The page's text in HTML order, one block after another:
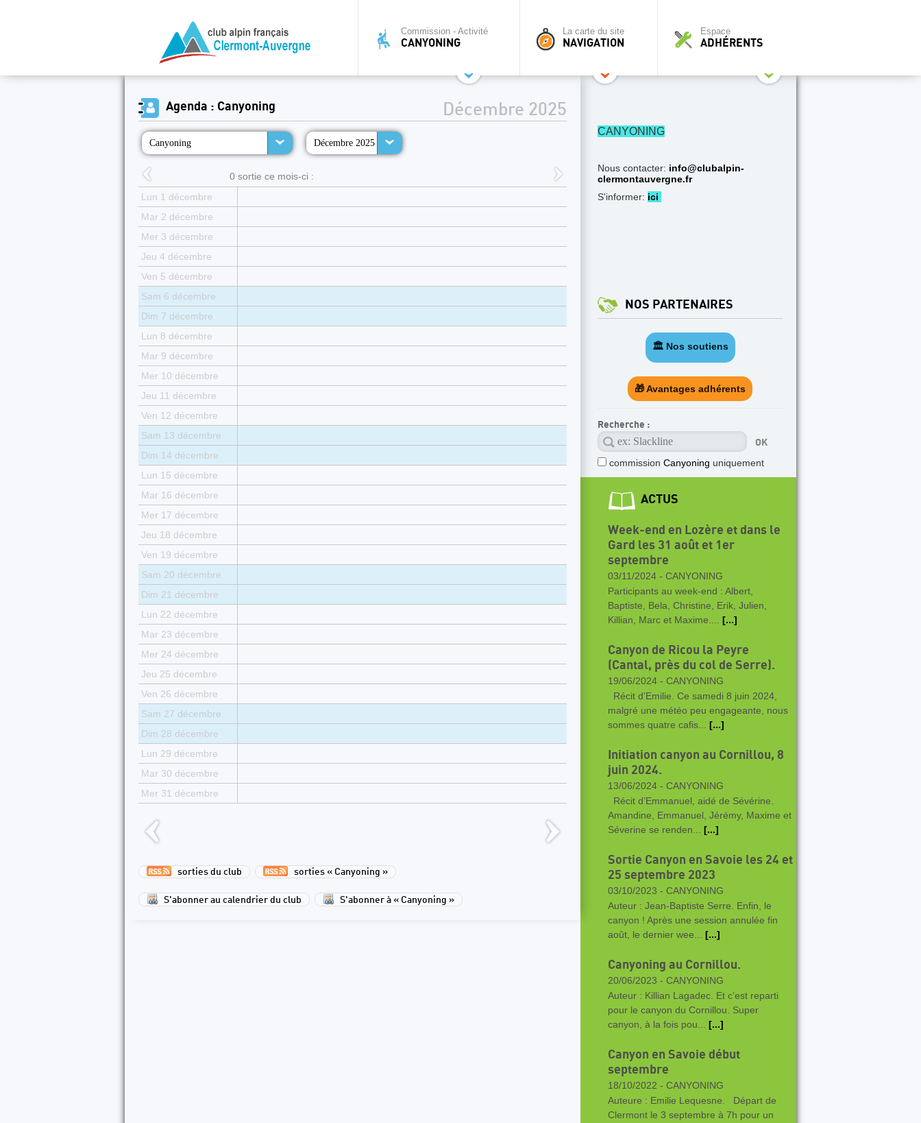
Commission - Activité
CANYONING
La carte du site
NAVIGATION
Espace
ADHÉRENTS
Agenda : Canyoning
Canyoning Décembre 2025
Décembre 2025
0 sortie ce mois-ci :
Lun 1 décembre
Mar 2 décembre
Mer 3 décembre
Jeu 4 décembre
Ven 5 décembre
Sam 6 décembre
Dim 7 décembre
Lun 8 décembre
Mar 9 décembre
Mer 10 décembre
Jeu 11 décembre
Ven 12 décembre
Sam 13 décembre
Dim 14 décembre
Lun 15 décembre
Mar 16 décembre
Mer 17 décembre
Jeu 18 décembre
Ven 19 décembre
Sam 20 décembre
Dim 21 décembre
Lun 22 décembre
Mar 23 décembre
Mer 24 décembre
Jeu 25 décembre
Ven 26 décembre
Sam 27 décembre
Dim 28 décembre
Lun 29 décembre
Mar 30 décembre
Mer 31 décembre
sorties du club sorties « Canyoning »
S'abonner au calendrier du club S'abonner à « Canyoning »
CANYONING
Nous contacter: info@clubalpin-
clermontauvergne.fr
S'informer: ici
NOS PARTENAIRES
🏛️ Nos soutiens
🎁 Avantages adhérents
Recherche :
commission Canyoning uniquement
ACTUS
Week-end en Lozère et dans le
Gard les 31 août et 1er
septembre
03/11/2024 - CANYONING
Participants au week-end : Albert,
Baptiste, Bela, Christine, Erik, Julien,
Killian, Marc et Maxime.... [...]
Canyon de Ricou la Peyre
(Cantal, près du col de Serre).
19/06/2024 - CANYONING
Récit d’Emilie. Ce samedi 8 juin 2024,
malgré une météo peu engageante, nous
sommes quatre cafis... [...]
Initiation canyon au Cornillou, 8
juin 2024.
13/06/2024 - CANYONING
Récit d’Emmanuel, aidé de Sévérine.
Amandine, Emmanuel, Jérémy, Maxime et
Séverine se renden... [...]
Sortie Canyon en Savoie les 24 et
25 septembre 2023
03/10/2023 - CANYONING
Auteur : Jean-Baptiste Serre. Enfin, le
canyon ! Après une session annulée fin
août, le dernier wee... [...]
Canyoning au Cornillou.
20/06/2023 - CANYONING
Auteur : Killian Lagadec. Et c’est reparti
pour le canyon du Cornillou. Super
canyon, à la fois pou... [...]
Canyon en Savoie début
septembre
18/10/2022 - CANYONING
Auteure : Emilie Lequesne. Départ de
Clermont le 3 septembre à 7h pour un